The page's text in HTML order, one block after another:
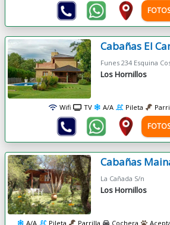
Cabañas El
Funes 234 Esquina
Los Hornillos
Wifi TV A/A Pileta
Cabañas
La Cañada S/n
Los Hornillos
A/A Pileta Parrilla Cochera